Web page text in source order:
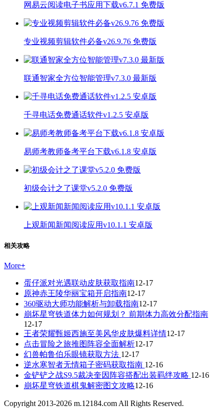
网易云阅读电子书应用下载v6.7.1 免费版
专业视频剪辑软件必备v26.9.76 免费版
联通智家全方位智能管理v7.3.0 最新版
千寻电话免费通话软件v1.2.5 安卓版
易师考教师备考平台下载v6.1.8 安卓版
初级会计之了课堂v5.2.0 免费版
上观新闻新闻阅读应用v10.1.1 安卓版
相关攻略
More+
蛋仔派对光遇联动皮肤获取指南12-17
原神赤王陵华丽宝箱开启指南12-17
360驱动大师功能解析与卸载指南12-17
崩坏星穹铁道体力如何规划？ 前期体力高效分配指南
12-17
王者荣耀甄姬西施至美风华皮肤爆料详情12-17
点击冒险之旅推图阵容全面解析12-17
幻兽帕鲁伯乐眼镜获取方法 12-17
逆水寒智者无情箱子密码获取指南 12-16
金铲铲之战S9.5裁决奎因阵容搭配出装羁绊攻略 12-16
崩坏星穹铁道棋鬼解密图文攻略12-16
Copyright 2013-2026 m.12184.com All Rights Reserved.